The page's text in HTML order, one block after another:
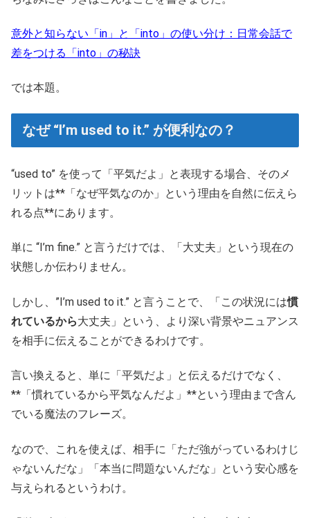
意外と知らない「in」と「into」の使い分け：日常会話で
差をつける「into」の秘訣
では本題。
なぜ “I’m used to it.” が便利なの？
“used to” を使って「平気だよ」と表現する場合、そのメ
リットは**「なぜ平気なのか」という理由を自然に伝えら
れる点**にあります。
単に “I’m fine.” と言うだけでは、「大丈夫」という現在の
状態しか伝わりません。
しかし、”I’m used to it.” と言うことで、「この状況には慣
れているから大丈夫」という、より深い背景やニュアンス
を相手に伝えることができるわけです。
言い換えると、単に「平気だよ」と伝えるだけでなく、
**「慣れているから平気なんだよ」**という理由まで含ん
でいる魔法のフレーズ。
なので、これを使えば、相手に「ただ強がっているわけじ
ゃないんだな」「本当に問題ないんだな」という安心感を
与えられるというわけ。